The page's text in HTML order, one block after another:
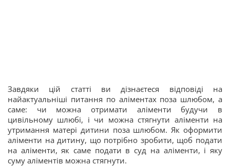
Завдяки цій статті ви дізнаєтеся відповіді на
найактуальніші питання по аліментах поза шлюбом, а
саме: чи можна отримати аліменти будучи в
цивільному шлюбі, і чи можна стягнути аліменти на
утримання матері дитини поза шлюбом. Як оформити
аліменти на дитину, що потрібно зробити, щоб подати
на аліменти, як саме подати в суд на аліменти, і яку
суму аліментів можна стягнути.